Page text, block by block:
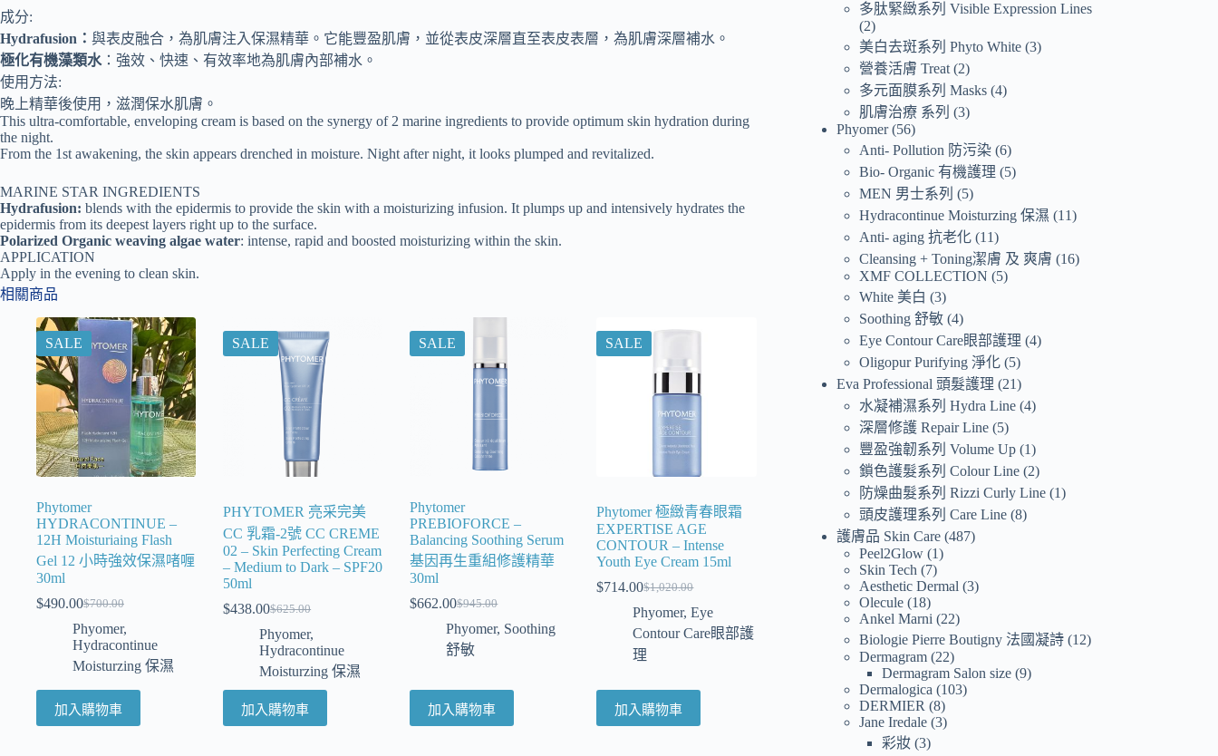
成分:
Hydrafusion： 與表皮融合，為肌膚注入保濕精華。它能豐盈肌膚，並從表皮深層直至表皮表層，為肌膚深層補水。
極化有機藻類水：強效、快速、有效率地為肌膚內部補水。
使用方法:
晚上精華後使用，滋潤保水肌膚。
This ultra-comfortable, enveloping cream is based on the synergy of 2 marine ingredients to provide optimum skin hydration during
the night.
From the 1st awakening, the skin appears drenched in moisture. Night after night, it looks plumped and revitalized.
MARINE STAR INGREDIENTS
Hydrafusion: blends with the epidermis to provide the skin with a moisturizing infusion. It plumps up and intensively hydrates the
epidermis from its deepest layers right up to the surface.
Polarized Organic weaving algae water: intense, rapid and boosted moisturizing within the skin.
APPLICATION
Apply in the evening to clean skin.
相關商品
SALE
Phytomer
HYDRACONTINUE –
12H Moisturiaing Flash
Gel 12 小時強效保濕啫喱
30ml
$700.00
$490.00
Phyomer,
Hydracontinue
Moisturzing 保濕
加入購物車
SALE
PHYTOMER 亮采完美
CC 乳霜-2號 CC CREME
02 – Skin Perfecting Cream
– Medium to Dark – SPF20
50ml
$625.00
$438.00
Phyomer,
Hydracontinue
Moisturzing 保濕
加入購物車
SALE
Phytomer
PREBIOFORCE –
Balancing Soothing Serum
基因再生重組修護精華
30ml
$945.00
$662.00
Phyomer, Soothing
舒敏
加入購物車
SALE
Phytomer 極緻青春眼霜
EXPERTISE AGE
CONTOUR – Intense
Youth Eye Cream 15ml
$1,020.00
$714.00
Phyomer,Eye
Contour Care眼部護
理
加入購物車
多肽緊緻系列 Visible Expression Lines
2
美白去斑系列 Phyto White 3
營養活膚 Treat 2
多元面膜系列 Masks 4
肌膚治療 系列
3
Phyomer 56
Anti- Pollution 防污染 6
Bio- Organic 有機護理
5
MEN 男士系列
5
Hydracontinue Moisturzing 保濕
11
Anti- aging 抗老化 11
Cleansing + Toning潔膚 及 爽膚
16
XMF COLLECTION
5
White 美白
3
Soothing 舒敏 4
Eye Contour Care眼部護理 4
Oligopur Purifying 淨化 5
Eva Professional 頭髮護理
21
水凝補濕系列 Hydra Line 4
深層修護 Repair Line 5
豐盈強韌系列 Volume Up 1
鎖色護髮系列 Colour Line 2
防燥曲髮系列 Rizzi Curly Line 1
頭皮護理系列 Care Line 8
護膚品 Skin Care 487
Peel2Glow 1
Skin Tech
7
Aesthetic Dermal 3
Olecule 18
Ankel Marni
22
Biologie Pierre Boutigny 法國凝詩 12
Dermagram 22
Dermagram Salon size 9
Dermalogica
103
DERMIER
8
Jane Iredale 3
彩妝 3